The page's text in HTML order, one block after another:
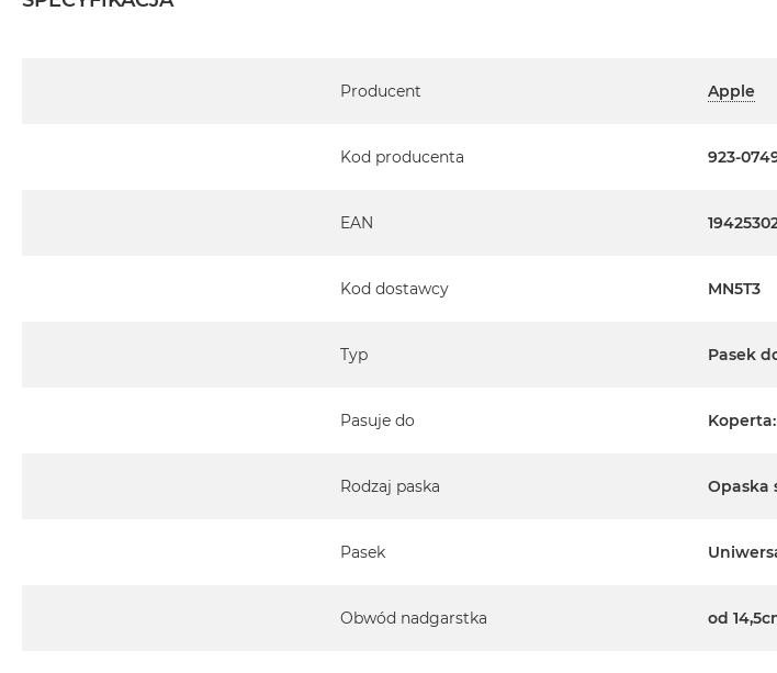
Producent
Apple
Kod producenta 923-
EAN
Kod dostawcy MN5T3
Typ Pasek
Pasuje do
Rodzaj paska Opaska
Pasek
Obwód nadgarstka od